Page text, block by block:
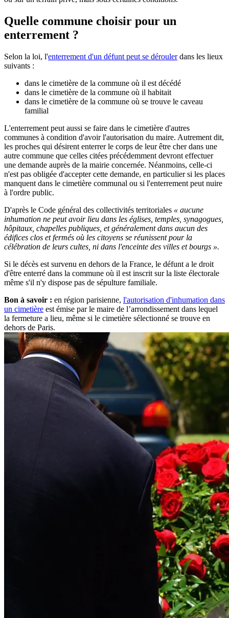
Quelle commune choisir pour un
enterrement ?
Selon la loi, l'enterrement d'un défunt peut se déroulerdans les lieux
suivants :
dans le cimetière de la commune où il est décédé
dans le cimetière de la commune où il habitait
dans le cimetière de la commune où se trouve le caveau
familial
L'enterrement peut aussi se faire dans le cimetière d'autres
communes à condition d'avoir l'autorisation du maire. Autrement dit,
les proches qui désirent enterrer le corps de leur être cher dans une
autre commune que celles citées précédemment devront effectuer
une demande auprès de la mairie concernée. Néanmoins, celle-ci
n'est pas obligée d'accepter cette demande, en particulier si les places
manquent dans le cimetière communal ou si l'enterrement peut nuire
à l'ordre public.
D'après le Code général des collectivités territoriales « aucune
inhumation ne peut avoir lieu dans les églises, temples, synagogues,
hôpitaux, chapelles publiques, et généralement dans aucun des
édifices clos et fermés où les citoyens se réunissent pour la
célébration de leurs cultes, ni dans l'enceinte des villes et bourgs ».
Si le décès est survenu en dehors de la France, le défunt a le droit
d'être enterré dans la commune où il est inscrit sur la liste électorale
même s'il n'y dispose pas de sépulture familiale.
Bon à savoir : en région parisienne, l'autorisation d'inhumation dans
un cimetière est émise par le maire de l’arrondissement dans lequel
la fermeture a lieu, même si le cimetière sélectionné se trouve en
dehors de Paris.